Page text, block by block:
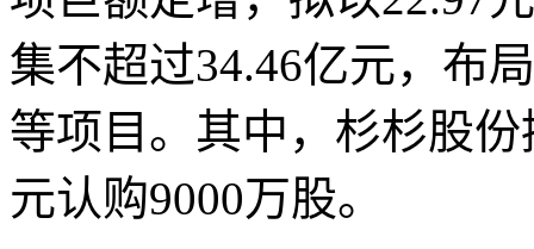
集不超过34.46亿元，布
等项目。其中，杉杉股
元认购9000万股。